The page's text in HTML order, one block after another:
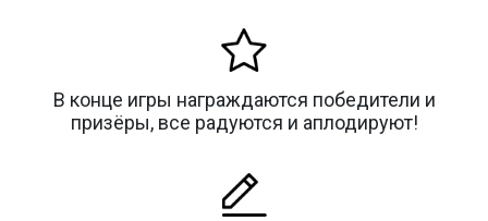
В конце игры награждаются победители и
призёры, все радуются и аплодируют!